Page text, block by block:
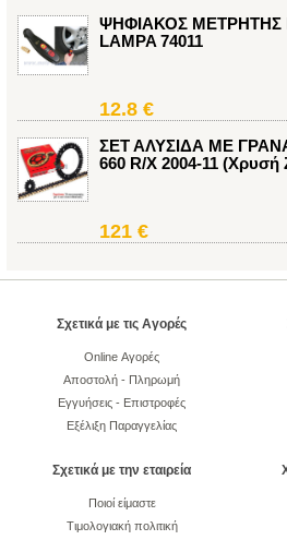
ΨΗΦΙΑΚΟΣ ΜΕΤΡΗΤΗΣ
LAMPA 74011
12.8 €
ΣΕΤ ΑΛΥΣΙΔΑ ΜΕ
660 R/X 2004-11 (Χρυσή
121 €
Σχετικά με τις Αγορές
Online Αγορές
Αποστολή - Πληρωμή
Εγγυήσεις - Επιστροφές
Εξέλιξη Παραγγελίας
Σχετικά με την εταιρεία
Ποιοί είμαστε
Τιμολογιακή πολιτική